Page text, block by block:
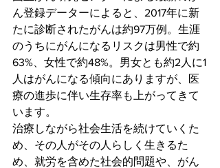
ん登録データーによると、2017年に新
たに診断されたがんは約97万例。生涯
のうちにがんになるリスクは男性で約
63%、女性で約48%。男女とも約2人に1
人はがんになる傾向にありますが、医
療の進歩に伴い生存率も上がってきて
います。
治療しながら社会生活を続けていくた
め、その人がその人らしく生きるた
め、就労を含めた社会的問題や、がん